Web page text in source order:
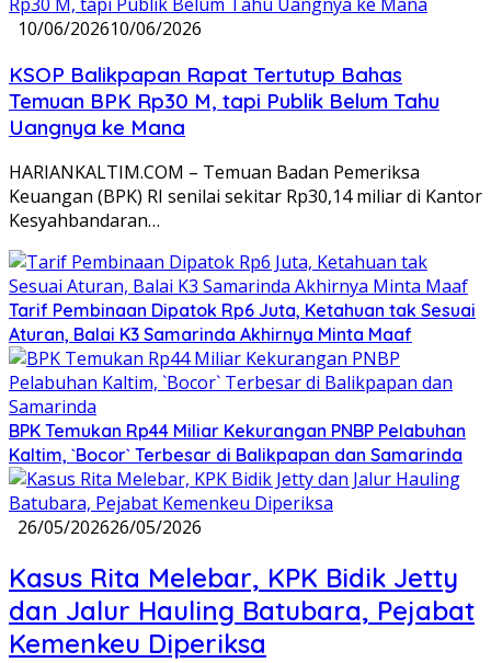
10/06/202610/06/2026
KSOP Balikpapan Rapat Tertutup Bahas
Temuan BPK Rp30 M, tapi Publik Belum Tahu
Uangnya ke Mana
HARIANKALTIM.COM – Temuan Badan Pemeriksa
Keuangan (BPK) RI senilai sekitar Rp30,14 miliar di Kantor
Kesyahbandaran…
Tarif Pembinaan Dipatok Rp6 Juta, Ketahuan tak Sesuai
Aturan, Balai K3 Samarinda Akhirnya Minta Maaf
BPK Temukan Rp44 Miliar Kekurangan PNBP Pelabuhan
Kaltim, `Bocor` Terbesar di Balikpapan dan Samarinda
26/05/202626/05/2026
Kasus Rita Melebar, KPK Bidik Jetty
dan Jalur Hauling Batubara, Pejabat
Kemenkeu Diperiksa